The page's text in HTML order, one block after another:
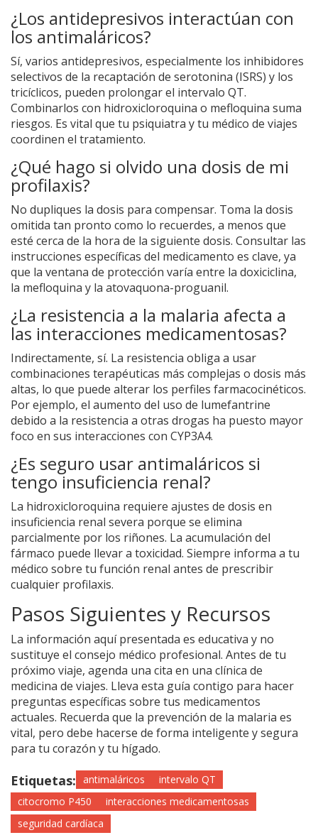
¿Los antidepresivos interactúan con
los antimaláricos?
Sí, varios antidepresivos, especialmente los inhibidores
selectivos de la recaptación de serotonina (ISRS) y los
tricíclicos, pueden prolongar el intervalo QT.
Combinarlos con hidroxicloroquina o mefloquina suma
riesgos. Es vital que tu psiquiatra y tu médico de viajes
coordinen el tratamiento.
¿Qué hago si olvido una dosis de mi
profilaxis?
No dupliques la dosis para compensar. Toma la dosis
omitida tan pronto como lo recuerdes, a menos que
esté cerca de la hora de la siguiente dosis. Consultar las
instrucciones específicas del medicamento es clave, ya
que la ventana de protección varía entre la doxiciclina,
la mefloquina y la atovaquona-proguanil.
¿La resistencia a la malaria afecta a
las interacciones medicamentosas?
Indirectamente, sí. La resistencia obliga a usar
combinaciones terapéuticas más complejas o dosis más
altas, lo que puede alterar los perfiles farmacocinéticos.
Por ejemplo, el aumento del uso de lumefantrine
debido a la resistencia a otras drogas ha puesto mayor
foco en sus interacciones con CYP3A4.
¿Es seguro usar antimaláricos si
tengo insuficiencia renal?
La hidroxicloroquina requiere ajustes de dosis en
insuficiencia renal severa porque se elimina
parcialmente por los riñones. La acumulación del
fármaco puede llevar a toxicidad. Siempre informa a tu
médico sobre tu función renal antes de prescribir
cualquier profilaxis.
Pasos Siguientes y Recursos
La información aquí presentada es educativa y no
sustituye el consejo médico profesional. Antes de tu
próximo viaje, agenda una cita en una clínica de
medicina de viajes. Lleva esta guía contigo para hacer
preguntas específicas sobre tus medicamentos
actuales. Recuerda que la prevención de la malaria es
vital, pero debe hacerse de forma inteligente y segura
para tu corazón y tu hígado.
Etiquetas: antimaláricos
intervalo QT
citocromo P450
interacciones medicamentosas
seguridad cardíaca